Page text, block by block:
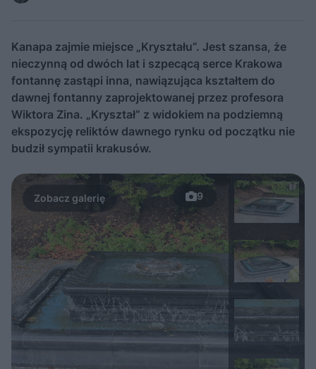
Kanapa zajmie miejsce „Kryształu”. Jest szansa, że
nieczynną od dwóch lat i szpecącą serce Krakowa
fontannę zastąpi inna, nawiązująca kształtem do
dawnej fontanny zaprojektowanej przez profesora
Wiktora Zina. „Kryształ” z widokiem na podziemną
ekspozycję reliktów dawnego rynku od początku nie
budził sympatii krakusów.
9